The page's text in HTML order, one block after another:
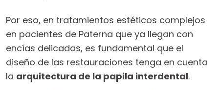
Por eso, en tratamientos estéticos complejos
en pacientes de Paterna que ya llegan con
encías delicadas, es fundamental que el
diseño de las restauraciones tenga en cuenta
la arquitectura de la papila interdental.